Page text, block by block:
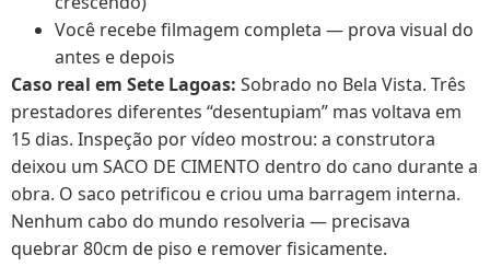
Você recebe filmagem completa — prova visual do
antes e depois
Caso real em Sete Lagoas: Sobrado no Bela Vista. Três
prestadores diferentes “desentupiam” mas voltava em
15 dias. Inspeção por vídeo mostrou: a construtora
deixou um SACO DE CIMENTO dentro do cano durante a
obra. O saco petrificou e criou uma barragem interna.
Nenhum cabo do mundo resolveria — precisava
quebrar 80cm de piso e remover fisicamente.